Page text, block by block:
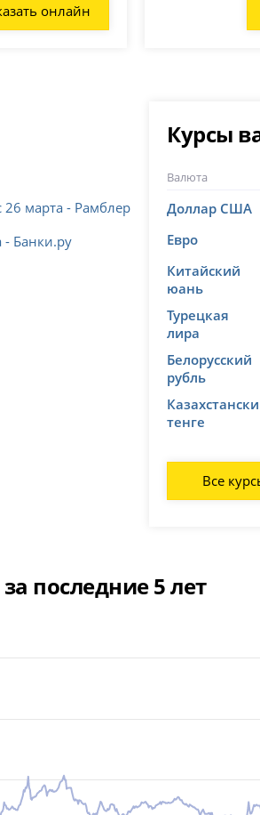
онлайн
марта - Рамблер
- Банки.ру
Курсы
Валюта
Доллар США
Евро
Китайский
юань
Турецкая
лира
Белорусский
рубль
тенге
Все
последние 5 лет